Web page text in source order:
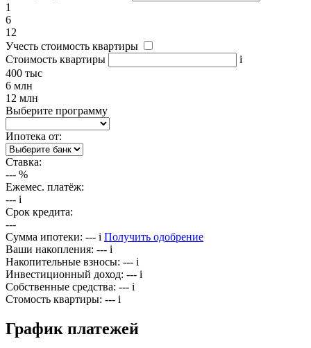
1
6
12
Учесть стоимость квартиры
Стоимость квартиры
i
400 тыс
6 млн
12 млн
Выберите программу
Ипотека от:
Ставка:
--- %
Ежемес. платёж:
--- i
Срок кредита:
---
Сумма ипотеки: --- i Получить одобрение
Ваши накопления: --- i
Накопительные взносы: --- i
Инвестиционный доход: --- i
Собственные средства: --- i
Стомость квартиры: --- i
График платежей